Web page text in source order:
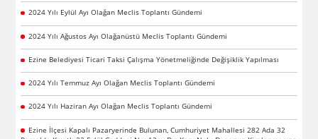
2024 Yılı Eylül Ayı Olağan Meclis Toplantı Gündemi
2024 Yılı Ağustos Ayı Olağanüstü Meclis Toplantı Gündemi
Ezine Belediyesi Ticari Taksi Çalışma Yönetmeliğinde Değişiklik Yapılması
2024 Yılı Temmuz Ayı Olağan Meclis Toplantı Gündemi
2024 Yılı Haziran Ayı Olağan Meclis Toplantı Gündemi
Ezine İlçesi Kapalı Pazaryerinde Bulunan, Cumhuriyet Mahallesi 282 Ada 32